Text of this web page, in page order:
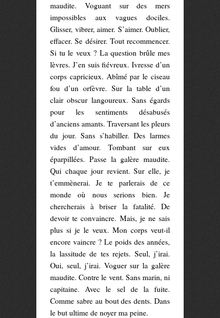
maudite. Voguant sur des mers
impossibles aux vagues dociles.
Glisser, vibrer, aimer. S’aimer. Oublier,
effacer. Se désirer. Tout recommencer.
Si tu le veux ? La question brûle mes
lèvres. J’en suis fiévreux. Ivresse d’un
corps capricieux. Abîmé par le ciseau
fou d’un orfèvre. Sur la table d’un
clair obscur langoureux. Sans égards
pour les sentiments désabusés
d’anciens amants. Traversant les pleurs
du jour. Sans s’habiller. Des larmes
vides d’amour. Tombant sur eux
éparpillées. Passe la galère maudite.
Qui chaque jour revient. Sur elle, je
t’emmènerai. Je te parlerais de ce
monde où nous serions bien. Je
chercherais à briser la fatalité. De
devoir te convaincre. Mais, je ne sais
plus si je le veux. Mon corps veut-il
encore vaincre ? Le poids des années,
la lassitude de tes rejets. Seul, j’irai.
Oui, seul, j’irai. Voguer sur la galère
maudite. Contre le vent. Sans marin, ni
capitaine. Avec le sel de la fuite.
Comme sabre au bout des dents. Dans
le but ultime de noyer ma peine.